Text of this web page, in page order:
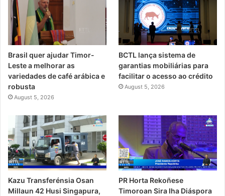
Brasil quer ajudar Timor-
Leste a melhorar as
variedades de café arábica e
robusta
August 5, 2026
BCTL lança sistema de
garantias mobiliárias para
facilitar o acesso ao crédito
August 5, 2026
Kazu Transferénsia Osan
Millaun 42 Husi Singapura,
PR Horta Rekoñese
Timoroan Sira Iha Diáspora